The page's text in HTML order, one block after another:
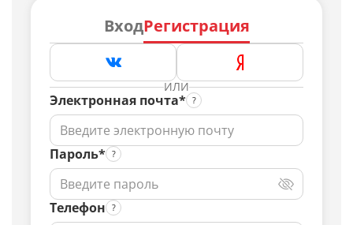
ВходРегистрация
ИЛИ
Электронная почта*
Пароль*
Телефон